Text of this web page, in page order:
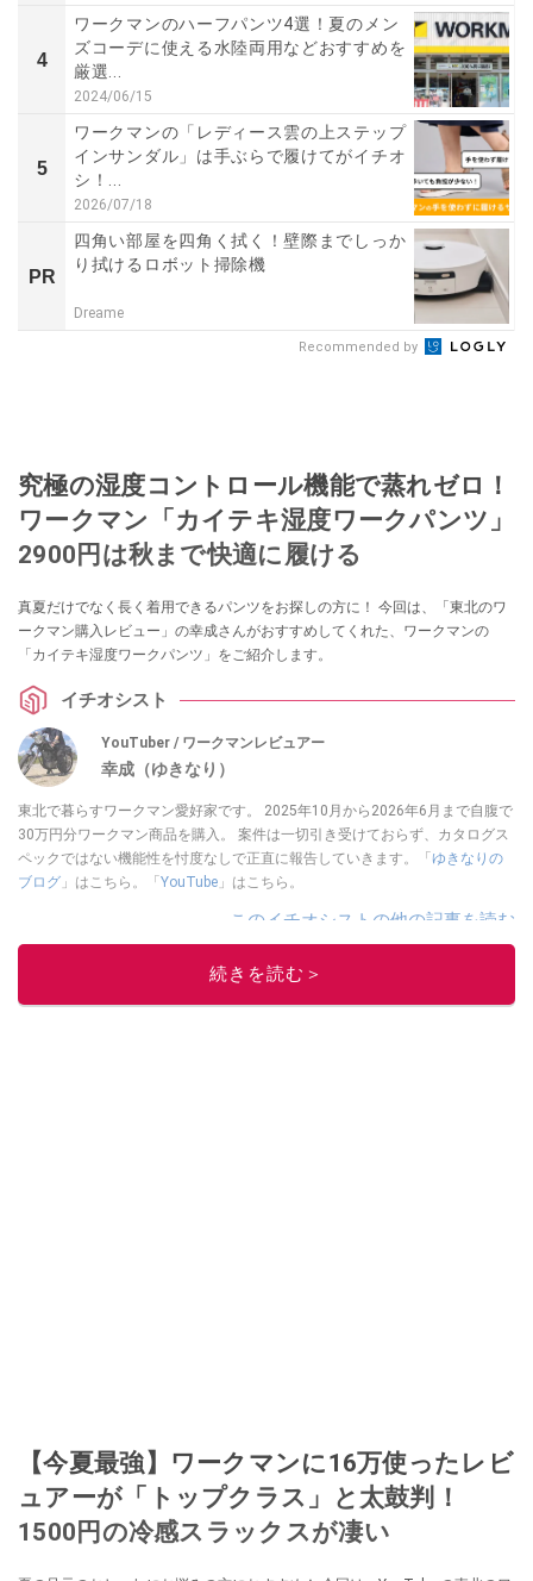
4
ワークマンのハーフパンツ4選！夏のメン
ズコーデに使える水陸両用などおすすめを
厳選...
2024/06/15
5
ワークマンの「レディース雲の上ステップ
インサンダル」は手ぶらで履けてがイチオ
シ！...
2026/07/18
PR
四角い部屋を四角く拭く！壁際までしっか
り拭けるロボット掃除機
Dreame
Recommended by
究極の湿度コントロール機能で蒸れゼロ！
ワークマン「カイテキ湿度ワークパンツ」
2900円は秋まで快適に履ける
真夏だけでなく長く着用できるパンツをお探しの方に！ 今回は、「東北のワ
ークマン購入レビュー」の幸成さんがおすすめしてくれた、ワークマンの
「カイテキ湿度ワークパンツ」をご紹介します。
イチオシスト
YouTuber / ワークマンレビュアー
幸成（ゆきなり）
東北で暮らすワークマン愛好家です。 2025年10月から2026年6月まで自腹で
30万円分ワークマン商品を購入。 案件は一切引き受けておらず、カタログス
ペックではない機能性を忖度なしで正直に報告していきます。「 ゆきなりの
ブログ 」はこちら。「 YouTube 」はこちら。
このイチオシストの他の記事を読む
続きを読む＞
【今夏最強】ワークマンに16万使ったレビ
ュアーが「トップクラス」と太鼓判！
1500円の冷感スラックスが凄い